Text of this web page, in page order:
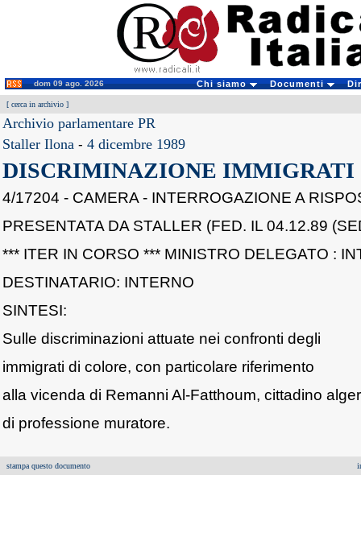
dom 09 ago. 2026 Chi siamo Documenti
[ cerca in archivio ]
Archivio parlamentare PR
Staller Ilona - 4 dicembre 1989
DISCRIMINAZIONE IMMIGRATI
4/17204 - CAMERA - INTERROGAZIONE A
PRESENTATA DA STALLER (FED. IL 04.12.89
*** ITER IN CORSO *** MINISTRO DELEGATO :
DESTINATARIO: INTERNO
SINTESI:
Sulle discriminazioni attuate nei confronti degli
immigrati di colore, con particolare riferimento
alla vicenda di Remanni Al-Fatthoum, cittadino
di professione muratore.
stampa questo documento